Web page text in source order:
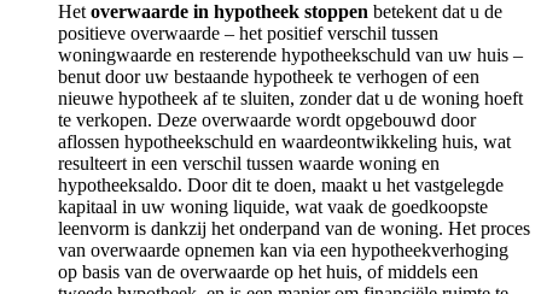
Het overwaarde in hypotheek stoppen betekent dat u de
positieve overwaarde – het positief verschil tussen
woningwaarde en resterende hypotheekschuld van uw huis –
benut door uw bestaande hypotheek te verhogen of een
nieuwe hypotheek af te sluiten, zonder dat u de woning hoeft
te verkopen. Deze overwaarde wordt opgebouwd door
aflossen hypotheekschuld en waardeontwikkeling huis, wat
resulteert in een verschil tussen waarde woning en
hypotheeksaldo. Door dit te doen, maakt u het vastgelegde
kapitaal in uw woning liquide, wat vaak de goedkoopste
leenvorm is dankzij het onderpand van de woning. Het proces
van overwaarde opnemen kan via een hypotheekverhoging
op basis van de overwaarde op het huis, of middels een